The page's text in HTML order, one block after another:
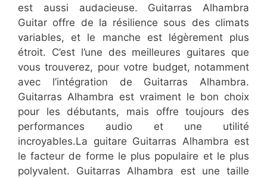
est aussi audacieuse. Guitarras Alhambra
Guitar offre de la résilience sous des climats
variables, et le manche est légèrement plus
étroit. C’est l’une des meilleures guitares que
vous trouverez, pour votre budget, notamment
avec l’intégration de Guitarras Alhambra.
Guitarras Alhambra est vraiment le bon choix
pour les débutants, mais offre toujours des
performances audio et une utilité
incroyables.La guitare Guitarras Alhambra est
le facteur de forme le plus populaire et le plus
polyvalent. Guitarras Alhambra est une taille